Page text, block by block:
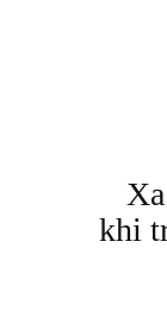
khi